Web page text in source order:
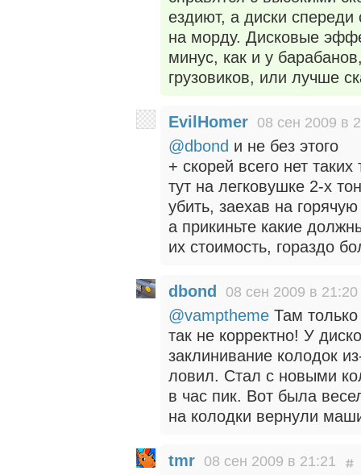
ездиют, а диски спереди
на морду. Дисковые
минус, как и у
грузовиков, или лучше
EvilHomer 08 сен 2009 в
@dbond и не без этого
+ скорей всего нет таких
тут на легковушке 2-х
убить, заехав на
а прикиньте какие
их стоимость, гораздо
dbond 08 сен 2009 в 21:20
@vamptheme Там
так не корректно! У
заклинивание колодок
ловил. Стал с новыми
в час пик. Вот была
на колодки вернули
tmr 08 сен 2009 в 21:21